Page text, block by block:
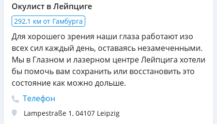
Окулист в Лейпциге
292,1 км от Гамбурга
Для хорошего зрения наши глаза работают изо
всех сил каждый день, оставаясь незамеченными.
Мы в Глазном и лазерном центре Лейпцига хотели
бы помочь вам сохранить или восстановить это
состояние как можно дольше.
Телефон
Lampestraße 1 , 04107 Leipzig